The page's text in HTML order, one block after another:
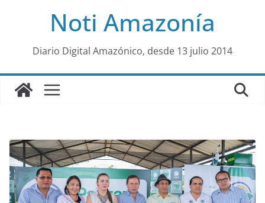
al
Noti Amazonía
Diario Digital Amazónico, desde 13 julio 2014